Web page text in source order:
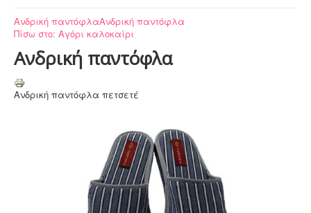
Αρχική
Τα προϊόντα μας
Νεανικά σχέδια
Ανδρική παντόφλαΑνδρική παντόφλα
Πίσω στο: Αγόρι καλοκαίρι
Ανδρική παντόφλα
Ανδρική παντόφλα πετσετέ